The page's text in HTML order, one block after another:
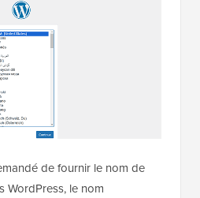
de fournir le nom de
WordPress, le nom